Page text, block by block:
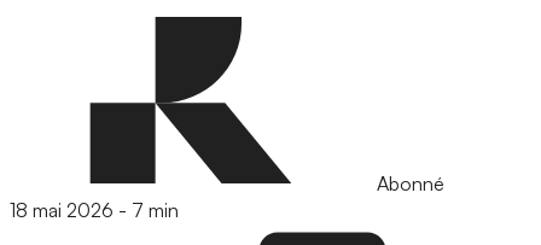
Abonné
18 mai 2026 - 7 min